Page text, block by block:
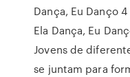
Dança, Eu Danço
Ela Dança, Eu
Jovens de
se juntam para